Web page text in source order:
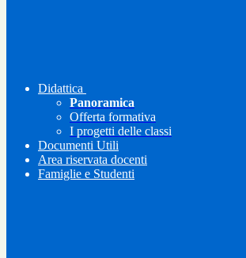
Didattica
Panoramica
Offerta formativa
I progetti delle classi
Documenti Utili
Area riservata docenti
Famiglie e Studenti